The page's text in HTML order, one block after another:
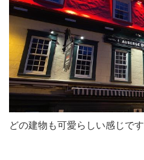
どの建物も可愛らしい感じです